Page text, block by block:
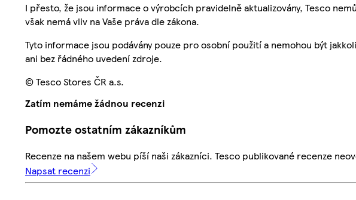
I přesto, že jsou informace o výrobcích pravidelně aktualizovány, Tesco
však nemá vliv na Vaše práva dle zákona.
Tyto informace jsou podávány pouze pro osobní použití a nemohou být
ani bez řádného uvedení zdroje.
© Tesco Stores ČR a.s.
Zatím nemáme žádnou recenzi
Pomozte ostatním zákazníkům
Recenze na našem webu píší naši zákazníci. Tesco publikované recenze
Napsat recenzi